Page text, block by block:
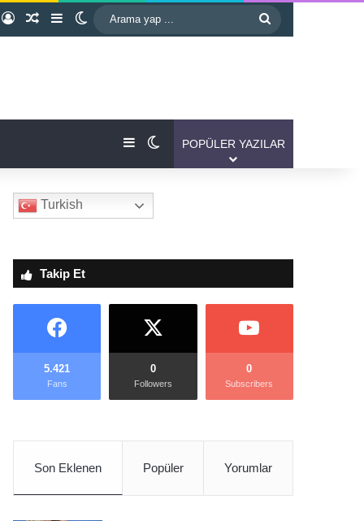
Kayıt OlRastgele Makale
Kenar Bölmesi
Dış görünümü değiştir
Kenar Bölmesi
Dış görünümü değiştir
POPÜLER YAZILAR
Turkish
Takip Et
5.421
Fans
0
Followers
0
Subscribers
Son Eklenen Popüler Yorumlar